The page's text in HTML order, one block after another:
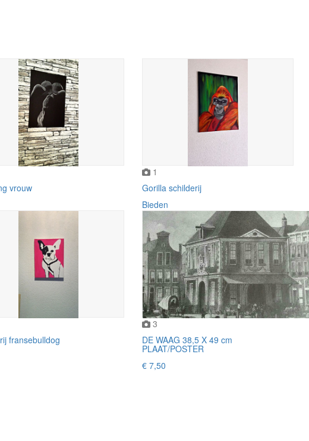
vrouw
1
Gorilla schilderij
Bieden
fransebulldog
3
DE WAAG 38,5 X 49 cm
PLAAT/POSTER
€ 7,50